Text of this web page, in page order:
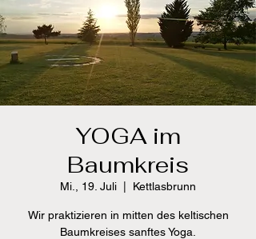
YOGA im
Baumkreis
Mi., 19. Juli Kettlasbrunn
Wir praktizieren in mitten des keltischen
Baumkreises sanftes Yoga.